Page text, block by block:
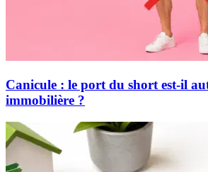
Canicule : le port du short est-il
immobilière ?